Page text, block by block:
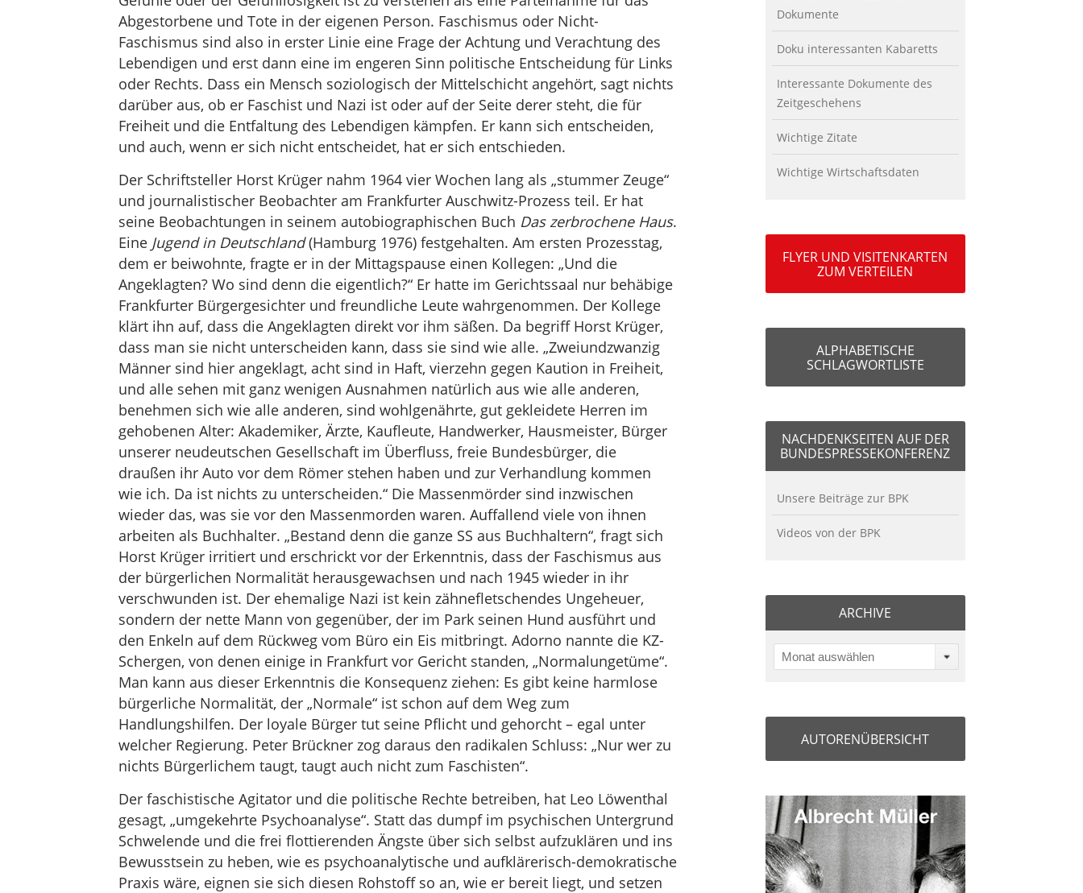
Abgestorbene und Tote in der eigenen Person. Faschismus oder Nicht-
Faschismus sind also in erster Linie eine Frage der Achtung und Verachtung des
Lebendigen und erst dann eine im engeren Sinn politische Entscheidung für Links
oder Rechts. Dass ein Mensch soziologisch der Mittelschicht angehört, sagt nichts
darüber aus, ob er Faschist und Nazi ist oder auf der Seite derer steht, die für
Freiheit und die Entfaltung des Lebendigen kämpfen. Er kann sich entscheiden,
und auch, wenn er sich nicht entscheidet, hat er sich entschieden.
Der Schriftsteller Horst Krüger nahm 1964 vier Wochen lang als „stummer Zeuge“
und journalistischer Beobachter am Frankfurter Auschwitz-Prozess teil. Er hat
seine Beobachtungen in seinem autobiographischen Buch Das zerbrochene Haus.
Eine Jugend in Deutschland(Hamburg 1976) festgehalten. Am ersten Prozesstag,
dem er beiwohnte, fragte er in der Mittagspause einen Kollegen: „Und die
Angeklagten? Wo sind denn die eigentlich?“ Er hatte im Gerichtssaal nur behäbige
Frankfurter Bürgergesichter und freundliche Leute wahrgenommen. Der Kollege
klärt ihn auf, dass die Angeklagten direkt vor ihm säßen. Da begriff Horst Krüger,
dass man sie nicht unterscheiden kann, dass sie sind wie alle. „Zweiundzwanzig
Männer sind hier angeklagt, acht sind in Haft, vierzehn gegen Kaution in Freiheit,
und alle sehen mit ganz wenigen Ausnahmen natürlich aus wie alle anderen,
benehmen sich wie alle anderen, sind wohlgenährte, gut gekleidete Herren im
gehobenen Alter: Akademiker, Ärzte, Kaufleute, Handwerker, Hausmeister, Bürger
unserer neudeutschen Gesellschaft im Überfluss, freie Bundesbürger, die
draußen ihr Auto vor dem Römer stehen haben und zur Verhandlung kommen
wie ich. Da ist nichts zu unterscheiden.“ Die Massenmörder sind inzwischen
wieder das, was sie vor den Massenmorden waren. Auffallend viele von ihnen
arbeiten als Buchhalter. „Bestand denn die ganze SS aus Buchhaltern“, fragt sich
Horst Krüger irritiert und erschrickt vor der Erkenntnis, dass der Faschismus aus
der bürgerlichen Normalität herausgewachsen und nach 1945 wieder in ihr
verschwunden ist. Der ehemalige Nazi ist kein zähnefletschendes Ungeheuer,
sondern der nette Mann von gegenüber, der im Park seinen Hund ausführt und
den Enkeln auf dem Rückweg vom Büro ein Eis mitbringt. Adorno nannte die KZ-
Schergen, von denen einige in Frankfurt vor Gericht standen, „Normalungetüme“.
Man kann aus dieser Erkenntnis die Konsequenz ziehen: Es gibt keine harmlose
bürgerliche Normalität, der „Normale“ ist schon auf dem Weg zum
Handlungshilfen. Der loyale Bürger tut seine Pflicht und gehorcht – egal unter
welcher Regierung. Peter Brückner zog daraus den radikalen Schluss: „Nur wer zu
nichts Bürgerlichem taugt, taugt auch nicht zum Faschisten“.
Der faschistische Agitator und die politische Rechte betreiben, hat Leo Löwenthal
gesagt, „umgekehrte Psychoanalyse“. Statt das dumpf im psychischen Untergrund
Schwelende und die frei flottierenden Ängste über sich selbst aufzuklären und ins
Bewusstsein zu heben, wie es psychoanalytische und aufklärerisch-demokratische
Praxis wäre, eignen sie sich diesen Rohstoff so an, wie er bereit liegt, und setzen
Dokumente
Doku interessanten Kabaretts
Interessante Dokumente des
Zeitgeschehens
Wichtige Zitate
Wichtige Wirtschaftsdaten
FLYER UND VISITENKARTEN
ZUM VERTEILEN
ALPHABETISCHE
SCHLAGWORTLISTE
NACHDENKSEITEN AUF DER
BUNDESPRESSEKONFERENZ
Unsere Beiträge zur BPK
Videos von der BPK
ARCHIVE
Monat auswählen
AUTORENÜBERSICHT